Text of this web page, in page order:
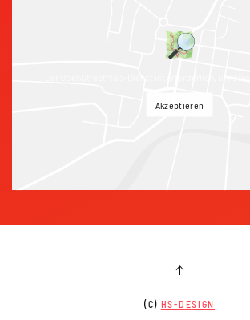
Akzeptieren
(C) HS-DESIGN